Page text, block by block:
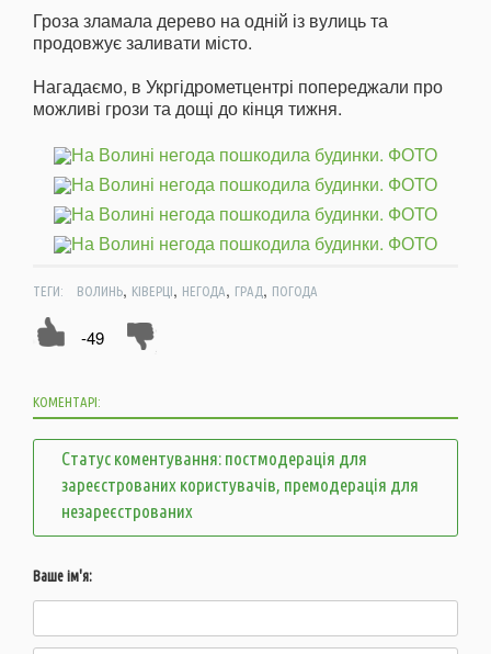
Гроза зламала дерево на одній із вулиць та
продовжує заливати місто.
Нагадаємо, в Укргідрометцентрі попереджали про
можливі грози та дощі до кінця тижня.
ТЕГИ: ВОЛИНЬ, КІВЕРЦІ, НЕГОДА, ГРАД, ПОГОДА
-49
КОМЕНТАРІ:
Статус коментування: постмодерація для
зареєстрованих користувачів, премодерація для
незареєстрованих
Ваше ім'я: